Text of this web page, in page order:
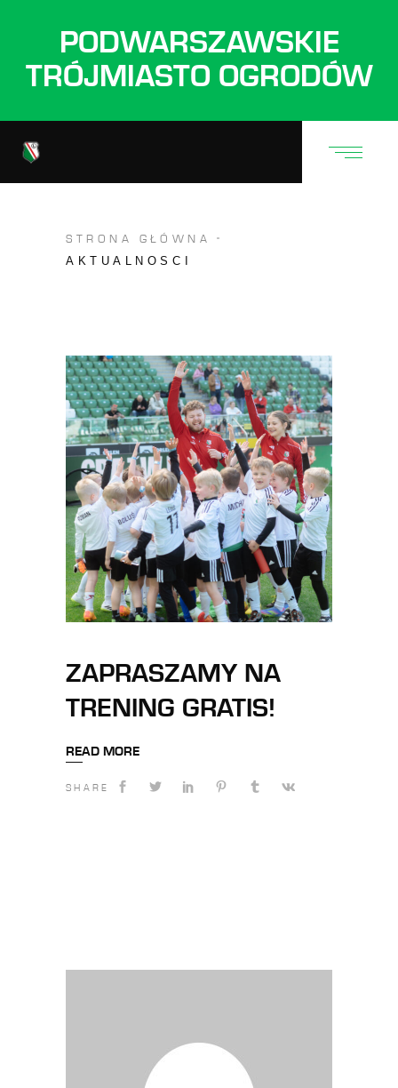
PODWARSZAWSKIE
TRÓJMIASTO OGRODÓW
STRONA GŁÓWNA
AKTUALNOSCI
ZAPRASZAMY NA
TRENING GRATIS!
READ MORE
SHARE